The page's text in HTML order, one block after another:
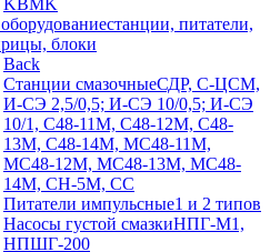
KBMK
станции, питатели,
блоки
Back
Станции смазочныеСДР, С-ЦСМ,
И-СЭ 2,5/0,5; И-СЭ 10/0,5; И-СЭ
10/1, С48-11М, С48-12М, С48-
13М, С48-14М, МС48-11М,
МС48-12М, МС48-13М, МС48-
14М, СН-5М, CC
Питатели импульсные1 и 2 типов
Насосы густой смазкиНПГ-М1,
НПШГ-200